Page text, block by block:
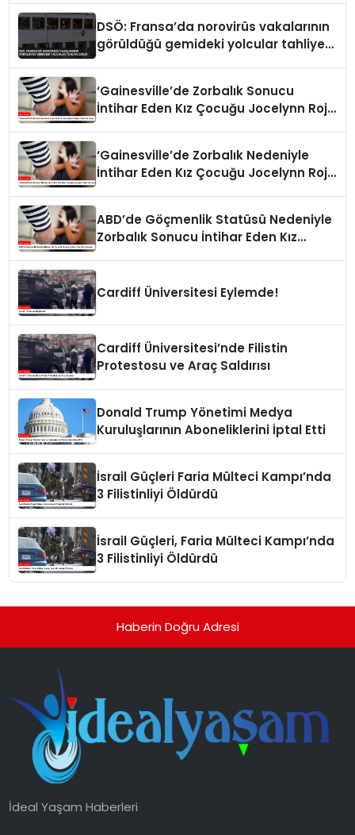
DSÖ: Fransa’da norovirüs vakalarının
görüldüğü gemideki yolcular tahliye
‘Gainesville’de Zorbalık Sonucu
İntihar Eden Kız Çocuğu Jocelynn Rojo
‘Gainesville’de Zorbalık Nedeniyle
İntihar Eden Kız Çocuğu Jocelynn Rojo
ABD’de Göçmenlik Statüsü Nedeniyle
Zorbalık Sonucu İntihar Eden Kız
Cardiff Üniversitesi Eylemde!
Cardiff Üniversitesi’nde Filistin
Protestosu ve Araç Saldırısı
Donald Trump Yönetimi Medya
Kuruluşlarının Aboneliklerini İptal Etti
İsrail Güçleri Faria Mülteci Kampı’nda
3 Filistinliyi Öldürdü
İsrail Güçleri, Faria Mülteci Kampı’nda
3 Filistinliyi Öldürdü
Haberin Doğru Adresi
İdeal Yaşam Haberleri